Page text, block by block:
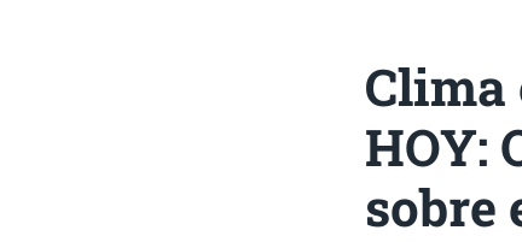
Clima
HOY:
sobre